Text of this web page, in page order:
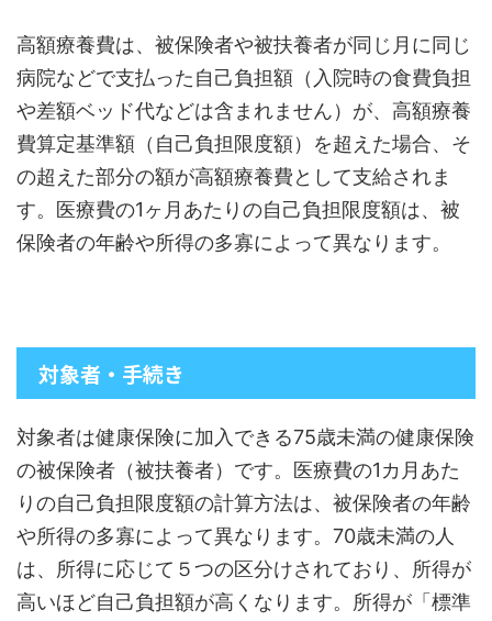
高額療養費は、被保険者や被扶養者が同じ月に同じ
病院などで支払った自己負担額（入院時の食費負担
や差額ベッド代などは含まれません）が、高額療養
費算定基準額（自己負担限度額）を超えた場合、そ
の超えた部分の額が高額療養費として支給されま
す。医療費の1ヶ月あたりの自己負担限度額は、被
保険者の年齢や所得の多寡によって異なります。
対象者・手続き
対象者は健康保険に加入できる75歳未満の健康保険
の被保険者（被扶養者）です。医療費の1カ月あた
りの自己負担限度額の計算方法は、被保険者の年齢
や所得の多寡によって異なります。70歳未満の人
は、所得に応じて５つの区分けされており、所得が
高いほど自己負担額が高くなります。所得が「標準